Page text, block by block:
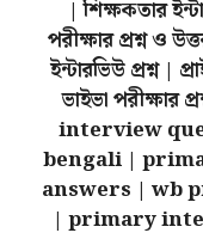
| শিক্ষকতার
পরীক্ষার প্রশ্ন ও
ইন্টারভিউ প্রশ্ন |
ভাইভা
interview
bengali |
answers | wb
| primary